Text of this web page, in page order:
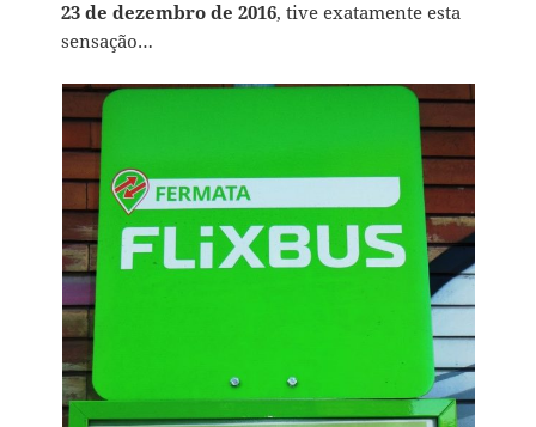
23 de dezembro de 2016, tive exatamente esta
sensação…